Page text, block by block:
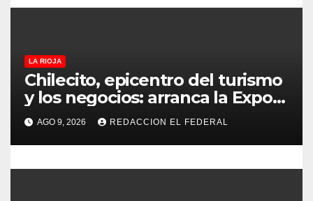
e
n
t
r
LA RIOJA
Chilecito, epicentro del turismo
y los negocios: arranca la Expo
que promete revolucionar la
economía regional en un
evento sin precedentes en La
Rioja
AGO 9, 2026 REDACCION EL FEDERAL